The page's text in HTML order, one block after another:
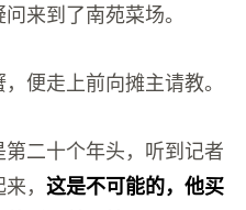
来到了南苑菜场。
便走上前向摊主请教。
二十个年头，听到记者
来，这是不可能的，他买